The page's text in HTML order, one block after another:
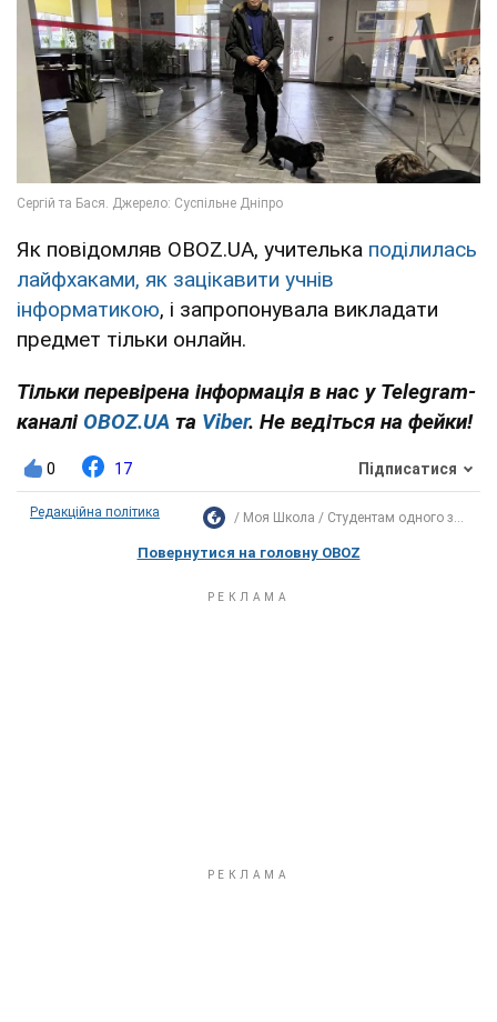
Як повідомляв OBOZ.UA, учителька поділилась
лайфхаками, як зацікавити учнів
інформатикою, і запропонувала викладати
предмет тільки онлайн.
Тільки перевірена інформація в нас у Telegram-
каналі OBOZ.UA та Viber. Не ведіться на фейки!
0 17 Підписатися
Редакційна політика Моя Школа Студентам одного з...
Повернутися на головну OBOZ